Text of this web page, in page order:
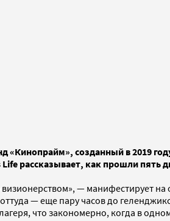
«Кинопрайм», созданный в 2019
как прошли пять
— манифестирует на
— еще пару часов до
что закономерно, когда в